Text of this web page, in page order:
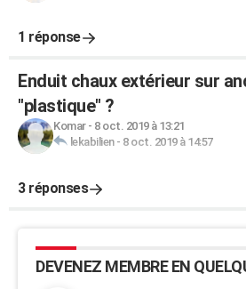
1 réponse
Enduit chaux extérieur sur
"plastique" ?
Komar- 8 oct. 2019 à 13:21
lekabilien- 8 oct. 2019 à 14:57
3 réponses
DEVENEZ MEMBRE EN